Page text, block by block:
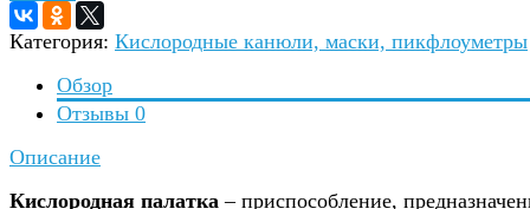
Категория: Кислородные канюли, маски, пикфлоуметры
Обзор
Отзывы 0
Описание
Кислородная палатка – приспособление,